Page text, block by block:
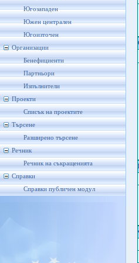
Югозападен
Южен централен
Югоизточен
Организации
Бенефициенти
Партньори
Изпълнители
Проекти
Списък на проектите
Търсене
Разширено търсене
Речник
Речник на съкращенията
Справки
Справки публичен модул